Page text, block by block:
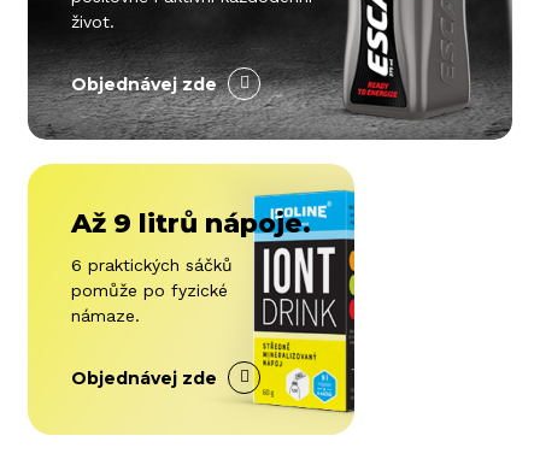
život.
Objednávej zde
Až 9 litrů nápoje.
6 praktických sáčků
pomůže po fyzické
námaze.
Objednávej zde